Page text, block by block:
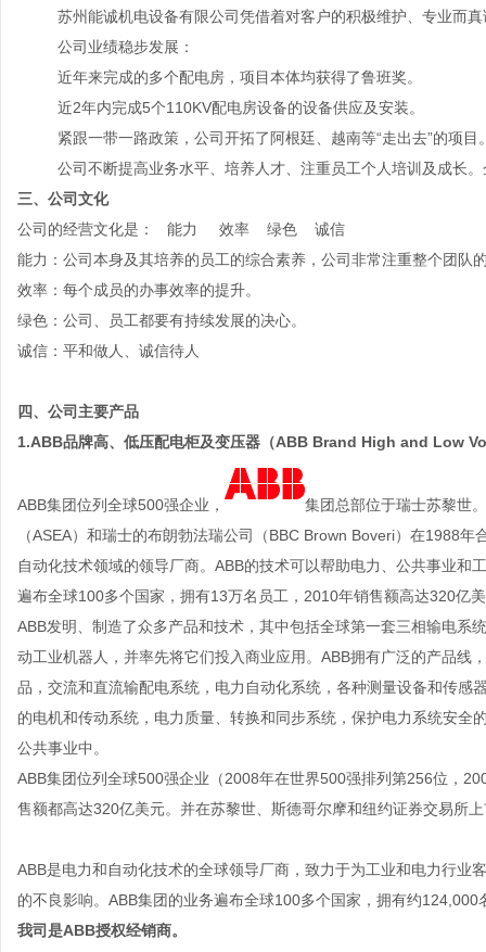
苏州能诚机电设备有限公司凭借着对客户的积极维护、专业而
公司业绩稳步发展：
近年来完成的多个配电房，项目本体均获得了鲁班奖。
近2年内完成5个110KV配电房设备的设备供应及安装。
紧跟一带一路政策，公司开拓了阿根廷、越南等“走出去”的项目
公司不断提高业务水平、培养人才、注重员工个人培训及成长
三、公司文化
公司的经营文化是：
能力 效率 绿色 诚信
能力：公司本身及其培养的员工的综合素养，公司非常注重整个团队
效率：每个成员的办事效率的提升。
绿色：公司、员工都要有持续发展的决心。
诚信：平和做人、诚信待人
四、公司主要产品
1.ABB品牌高、低压配电柜及变压器 （ABB Brand High and Low
ABB集团位列全球500强企业， 集团总部位于瑞士苏黎世
（ASEA）和瑞士的布朗勃法瑞公司（BBC Brown Boveri）在1988
自动化技术领域的领导厂商。ABB的技术可以帮助电力、 公共事业和
遍布全球100多个国家，拥有13万名员工，2010年销售额高达320亿
ABB发明、制造了众多产品和技术，其中包括全球第一套三相输电系
动工业机器人，并率先将它们投入商业应用。ABB拥有广泛的产品线
品，交流和直流输配电系统，电力自动化系统，各种测量设备和传感
的电机和传动系统，电力质量、转换和同步系统，保护电力系统安
公共事业中。
ABB集团位列全球500强企业（2008年在世界500强排列第256位，
售额都高达320亿美元。并在苏黎世、斯德哥尔摩和纽约证券交易所
ABB是电力和自动化技术的全球领导厂商，致力于为工业和电力行业
的不良影响。ABB集团的业务遍布全球100多个国家，拥有约124,000
我司是ABB授权经销商。